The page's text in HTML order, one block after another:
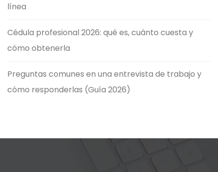
línea
Cédula profesional 2026: qué es, cuánto cuesta y
cómo obtenerla
Preguntas comunes en una entrevista de trabajo y
cómo responderlas (Guía 2026)